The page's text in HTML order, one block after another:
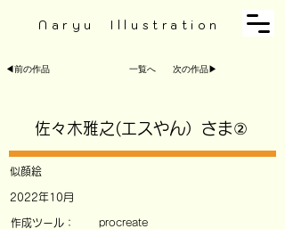
Naryu Illustration
◀︎前の作品 一覧へ 次の作品▶︎
佐々木雅之(エスやん）さま②
似顔絵
2022年10月
procreate
作成ツール：